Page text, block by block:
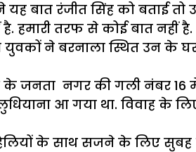
बात रंजीत सिंह को बताई तो
तरफ से कोई बात नहीं है.
ने बरनाला स्थित उन के
के जनता नगर की गली नंबर
आ गया था. विवाह के
सहेलियों के साथ सजने के लिए